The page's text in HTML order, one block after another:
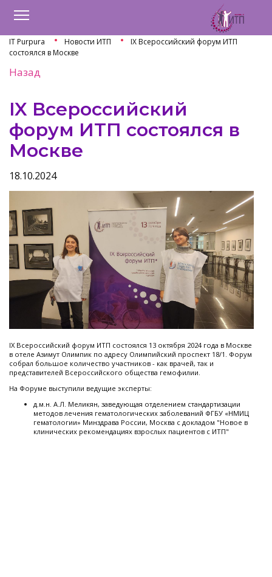
IT Purpura Новости ИТП
IX Всероссийский форум ИТП
состоялся в Москве
Назад
IX Всероссийский
форум ИТП состоялся в
Москве
18.10.2024
IX Всероссийский форум ИТП состоялся 13 октября 2024 года в Москве
в отеле Азимут Олимпик по адресу Олимпийский проспект 18/1. Форум
собрал большое количество участников - как врачей, так и
представителей Всероссийского общества гемофилии.
На Форуме выступили ведущие эксперты:
д.м.н. А.Л. Меликян, заведующая отделением стандартизации
методов лечения гематологических заболеваний ФГБУ «НМИЦ
гематологии» Минздрава России, Москва с докладом "Новое в
клинических рекомендациях взрослых пациентов с ИТП"